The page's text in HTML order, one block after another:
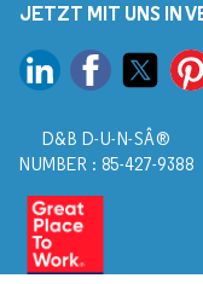
JETZT MIT UNS IN
D&B D-U-N-SÂ®
NUMBER : 85-427-9388